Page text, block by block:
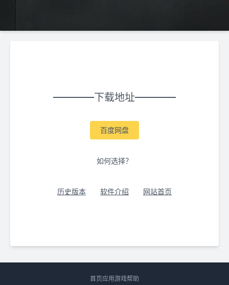
下载地址
百度网盘
如何选择？
历史版本 软件介绍 网站首页
首页应用游戏帮助